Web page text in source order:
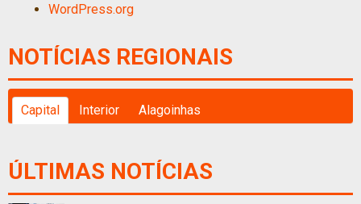
WordPress.org
NOTÍCIAS REGIONAIS
Capital Interior Alagoinhas
ÚLTIMAS NOTÍCIAS